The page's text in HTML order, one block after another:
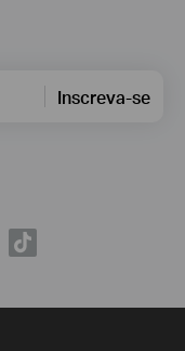
Inscreva-se